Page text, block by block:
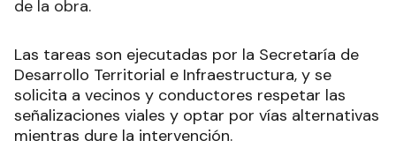
de la obra.
Las tareas son ejecutadas por la Secretaría de
Desarrollo Territorial e Infraestructura, y se
solicita a vecinos y conductores respetar las
señalizaciones viales y optar por vías alternativas
mientras dure la intervención.